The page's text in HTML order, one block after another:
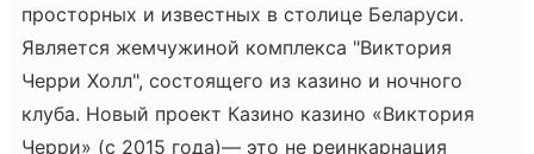
просторных и известных в столице Беларуси.
Является жемчужиной комплекса "Виктория
Черри Холл", состоящего из казино и ночного
клуба. Новый проект Казино казино «Виктория
Черри» (с 2015 года)— это не реинкарнация